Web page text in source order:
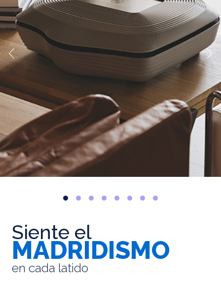
Siente el
MADRIDISMO
en cada latido